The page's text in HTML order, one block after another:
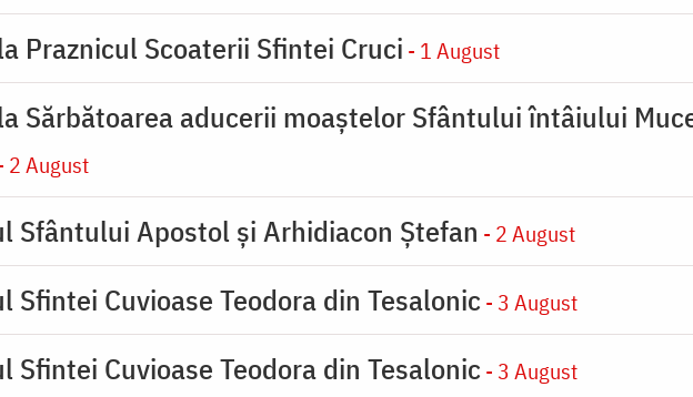
Praznicul Scoaterii Sfintei Cruci - 1 August
Sărbătoarea aducerii moaştelor Sfântului întâiului
2 August
Sfântului Apostol și Arhidiacon Ștefan - 2 August
Sfintei Cuvioase Teodora din Tesalonic - 3 August
Sfintei Cuvioase Teodora din Tesalonic - 3 August